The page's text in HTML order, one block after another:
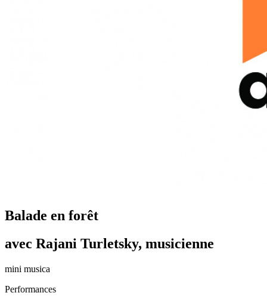
Balade en forêt
avec Rajani Turletsky, musicienne
mini musica
Performances